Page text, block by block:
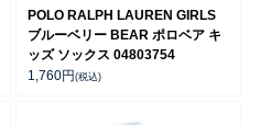
POLO RALPH LAUREN GIRLS
ブルーベリー BEAR ポロベア キ
ッズ ソックス 04803754
1,760円(税込)